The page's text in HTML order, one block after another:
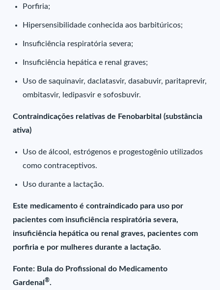
Porfiria;
Hipersensibilidade conhecida aos barbitúricos;
Insuficiência respiratória severa;
Insuficiência hepática e renal graves;
Uso de saquinavir, daclatasvir, dasabuvir, paritaprevir,
ombitasvir, ledipasvir e sofosbuvir.
Contraindicações relativas de Fenobarbital (substância
ativa)
Uso de álcool, estrógenos e progestogênio utilizados
como contraceptivos.
Uso durante a lactação.
Este medicamento é contraindicado para uso por
pacientes com insuficiência respiratória severa,
insuficiência hepática ou renal graves, pacientes com
porfiria e por mulheres durante a lactação.
Fonte: Bula do Profissional do Medicamento
Gardenal®.